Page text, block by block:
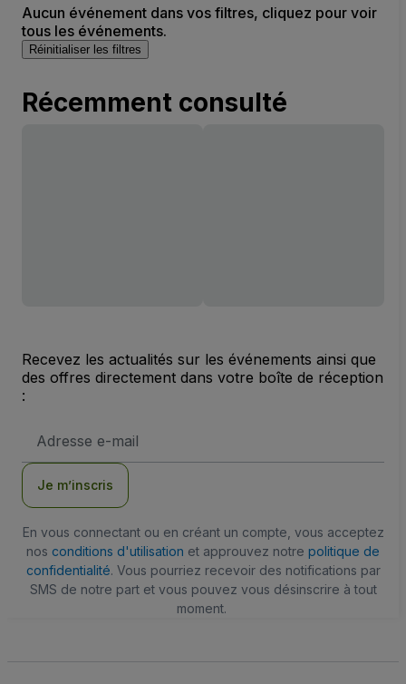
Aucun événement dans vos filtres, cliquez pour voir
tous les événements.
Réinitialiser les filtres
Récemment consulté
Recevez les actualités sur les événements ainsi que
des offres directement dans votre boîte de réception
:
e-
Je m’inscris
En vous connectant ou en créant un compte, vous acceptez
nos conditions d'utilisation et approuvez notre politique de
confidentialité. Vous pourriez recevoir des notifications par
SMS de notre part et vous pouvez vous désinscrire à tout
moment.